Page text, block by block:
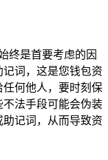
终是首要考虑的因
词，这是您钱包资
何他人，要时刻保
法手段可能会伪装
记词，从而导致资